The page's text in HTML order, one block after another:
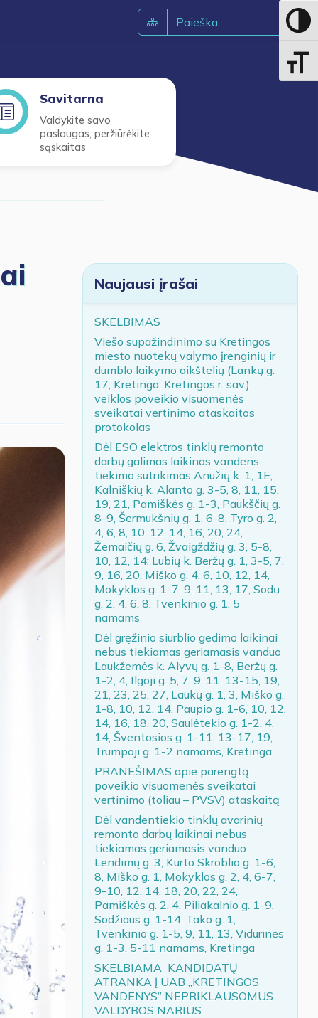
Savitarna
Valdykite savo
paslaugas, peržiūrėkite
sąskaitas
Naujausi įrašai
SKELBIMAS
Viešo supažindinimo su Kretingos
miesto nuotekų valymo įrenginių ir
dumblo laikymo aikštelių (Lankų g.
17, Kretinga, Kretingos r. sav.)
veiklos poveikio visuomenės
sveikatai vertinimo ataskaitos
protokolas
Dėl ESO elektros tinklų remonto
darbų galimas laikinas vandens
tiekimo sutrikimas Anužių k. 1, 1E;
Kalniškių k. Alanto g. 3-5, 8, 11, 15,
19, 21, Pamiškės g. 1-3, Paukščių g.
8-9, Šermukšnių g. 1, 6-8, Tyro g. 2,
4, 6, 8, 10, 12, 14, 16, 20, 24,
Žemaičių g. 6, Žvaigždžių g. 3, 5-8,
10, 12, 14; Lubių k. Beržų g. 1, 3-5, 7,
9, 16, 20, Miško g. 4, 6, 10, 12, 14,
Mokyklos g. 1-7, 9, 11, 13, 17, Sodų
g. 2, 4, 6, 8, Tvenkinio g. 1, 5
namams
Dėl gręžinio siurblio gedimo laikinai
nebus tiekiamas geriamasis vanduo
Laukžemės k. Alyvų g. 1-8, Beržų g.
1-2, 4, Ilgoji g. 5, 7, 9, 11, 13-15, 19,
21, 23, 25, 27, Laukų g. 1, 3, Miško g.
1-8, 10, 12, 14, Paupio g. 1-6, 10, 12,
14, 16, 18, 20, Saulėtekio g. 1-2, 4,
14, Šventosios g. 1-11, 13-17, 19,
Trumpoji g. 1-2 namams, Kretinga
PRANEŠIMAS apie parengtą
poveikio visuomenės sveikatai
vertinimo (toliau – PVSV) ataskaitą
Dėl vandentiekio tinklų avarinių
remonto darbų laikinai nebus
tiekiamas geriamasis vanduo
Lendimų g. 3, Kurto Skroblio g. 1-6,
8, Miško g. 1, Mokyklos g. 2, 4, 6-7,
9-10, 12, 14, 18, 20, 22, 24,
Pamiškės g. 2, 4, Piliakalnio g. 1-9,
Sodžiaus g. 1-14, Tako g. 1,
Tvenkinio g. 1-5, 9, 11, 13, Vidurinės
g. 1-3, 5-11 namams, Kretinga
SKELBIAMA KANDIDATŲ
ATRANKA Į UAB „KRETINGOS
VANDENYS” NEPRIKLAUSOMUS
VALDYBOS NARIUS